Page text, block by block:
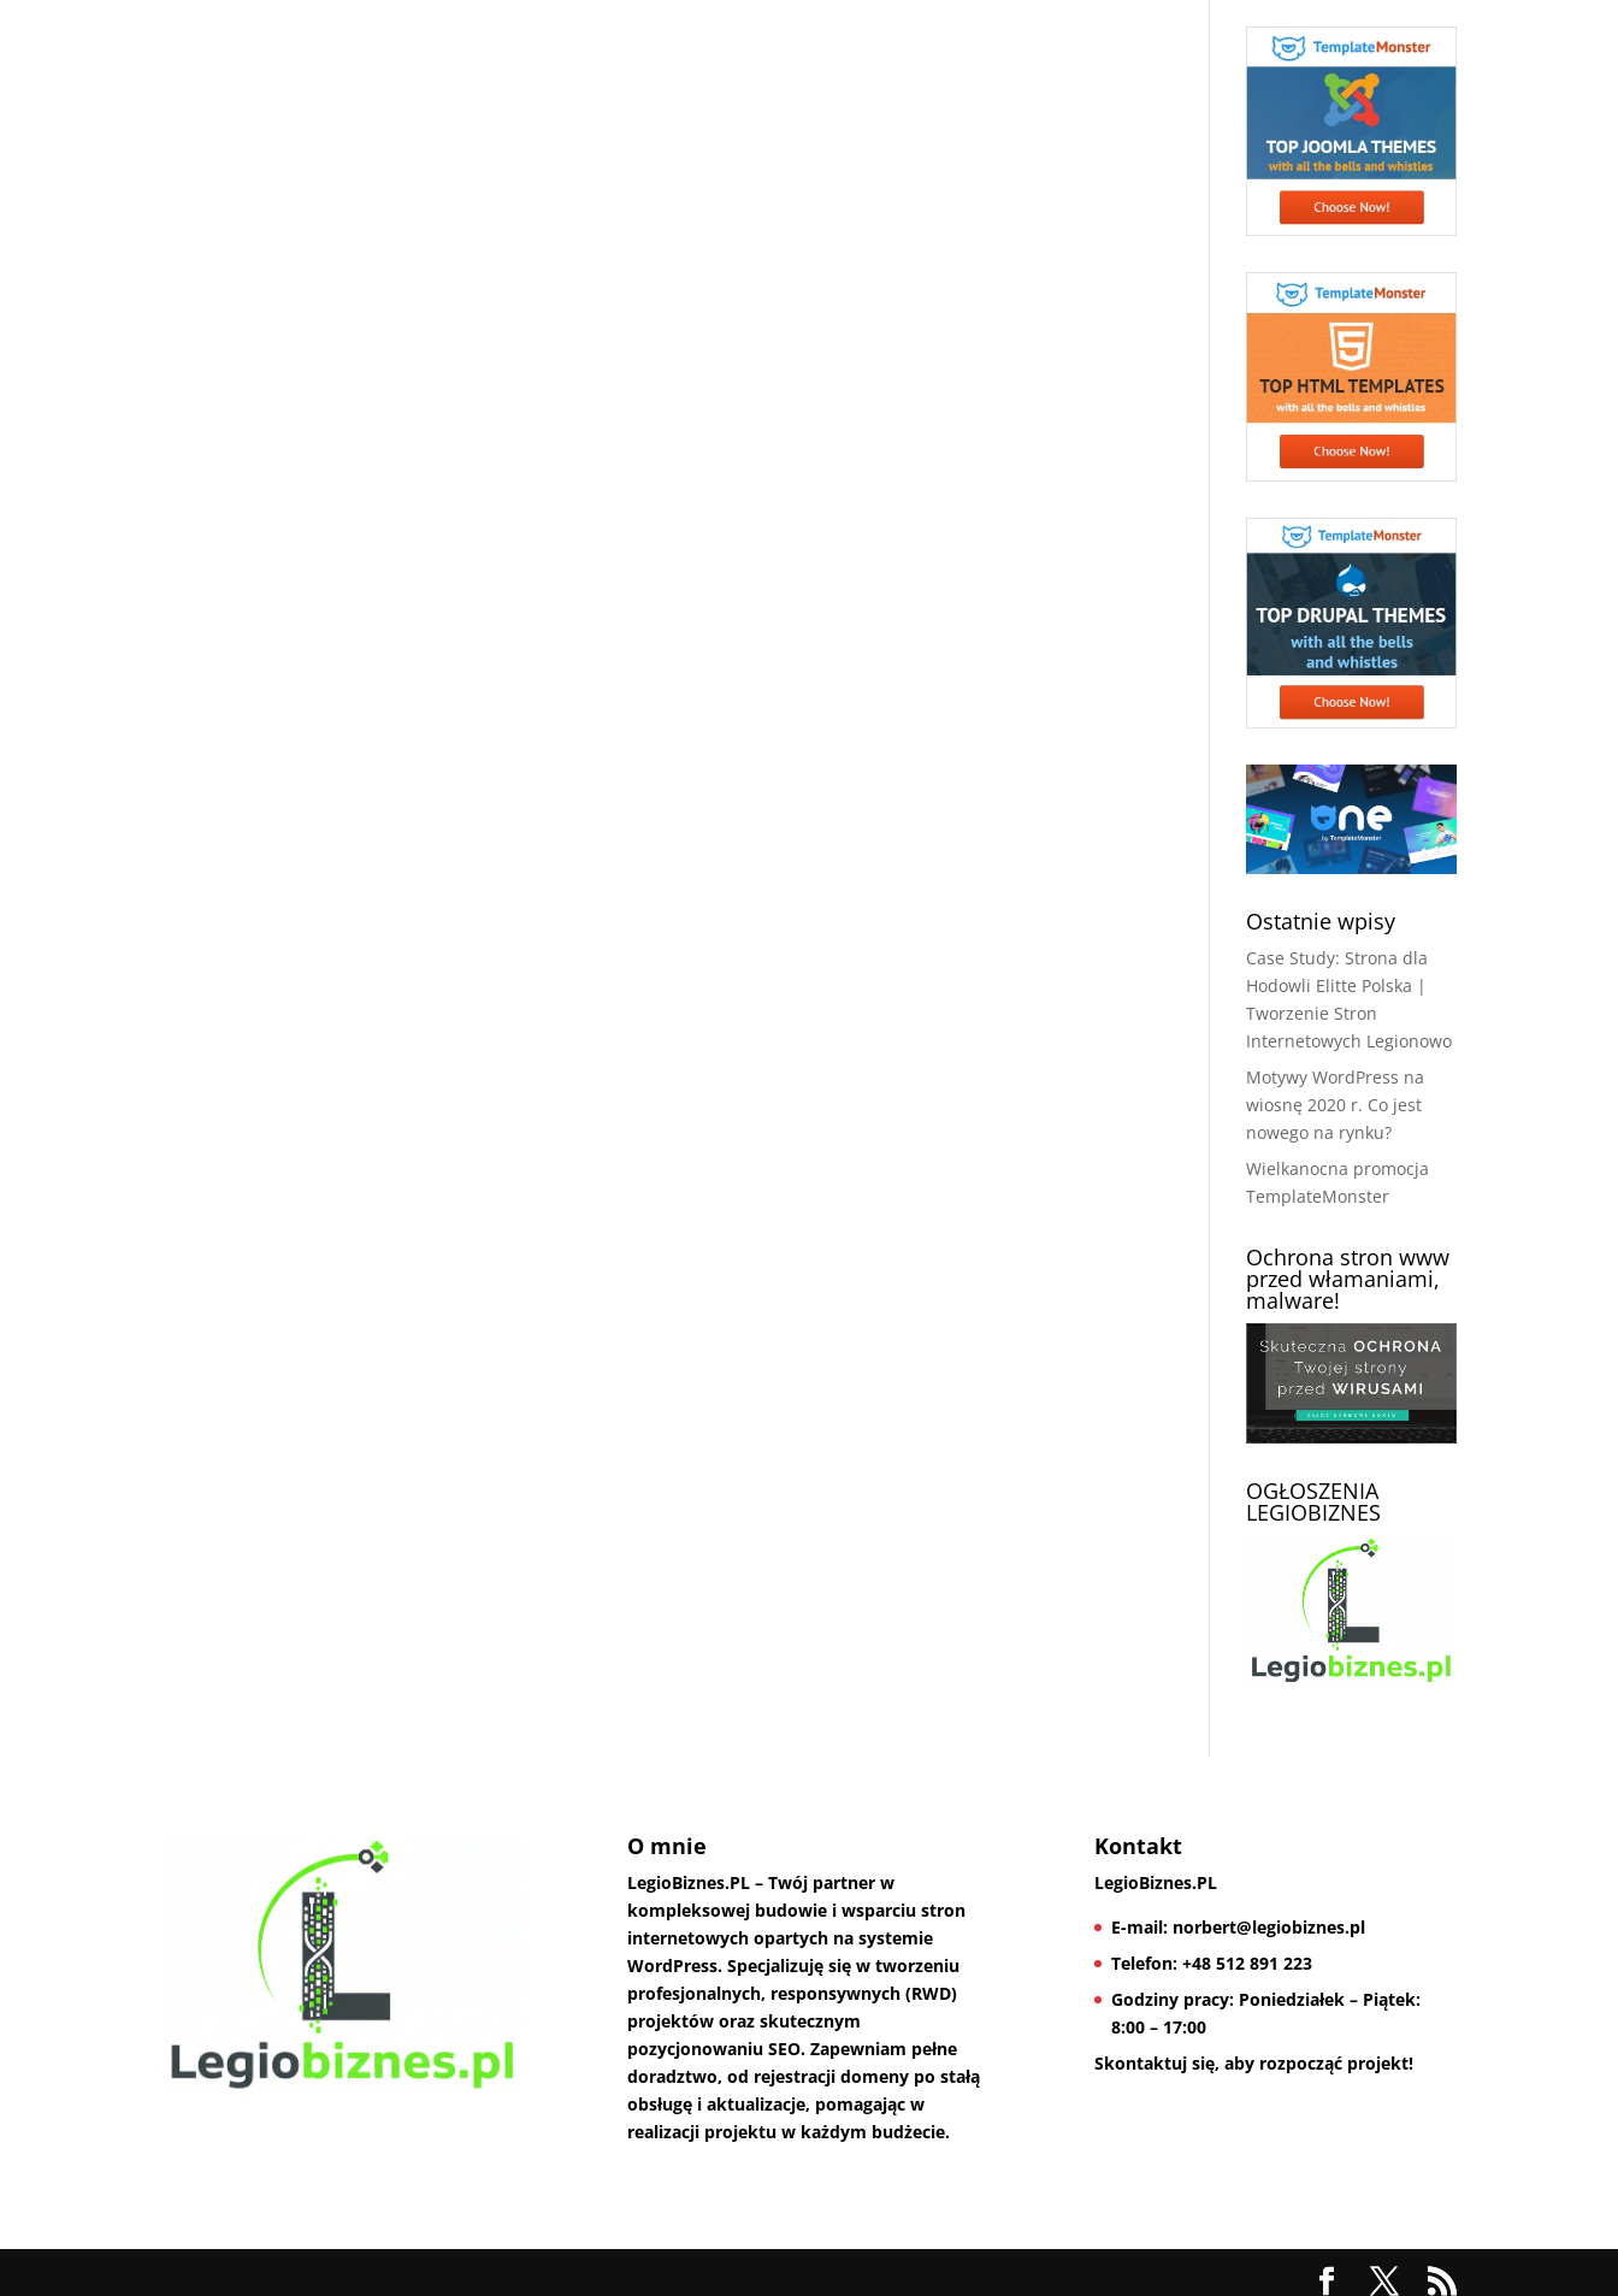
Ostatnie wpisy
Case Study: Strona dla
Hodowli Elitte Polska |
Tworzenie Stron
Internetowych Legionowo
Motywy WordPress na
wiosnę 2020 r. Co jest
nowego na rynku?
Wielkanocna promocja
TemplateMonster
Ochrona stron www
przed włamaniami,
malware!
OGŁOSZENIA
LEGIOBIZNES
O mnie
LegioBiznes.PL – Twój partner w
kompleksowej budowie i wsparciu stron
internetowych opartych na systemie
WordPress. Specjalizuję się w tworzeniu
profesjonalnych, responsywnych (RWD)
projektów oraz skutecznym
pozycjonowaniu SEO. Zapewniam pełne
doradztwo, od rejestracji domeny po stałą
obsługę i aktualizacje, pomagając w
realizacji projektu w każdym budżecie.
Kontakt
LegioBiznes.PL
E-mail:norbert@legiobiznes.pl
Telefon:+48 512 891 223
Godziny pracy:Poniedziałek – Piątek:
8:00 – 17:00
Skontaktuj się, aby rozpocząć projekt!